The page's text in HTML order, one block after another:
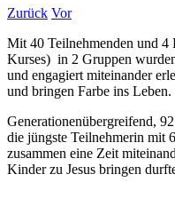
Zurück Vor
Mit 40 Teilnehmenden und 4
Kurses) in 2 Gruppen
und engagiert miteinander
und bringen Farbe ins Leben.
Generationenübergreifend,
die jüngste Teilnehmerin
zusammen eine Zeit
Kinder zu Jesus bringen